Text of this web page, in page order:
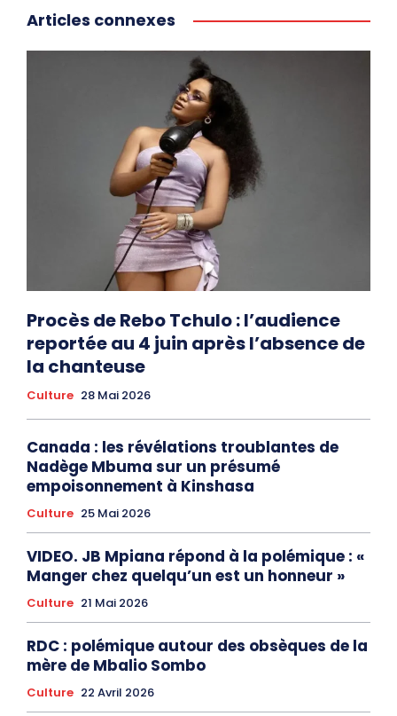
Articles connexes
Procès de Rebo Tchulo : l’audience
reportée au 4 juin après l’absence de
la chanteuse
Culture 28 Mai 2026
Canada : les révélations troublantes de
Nadège Mbuma sur un présumé
empoisonnement à Kinshasa
Culture 25 Mai 2026
VIDEO. JB Mpiana répond à la polémique : «
Manger chez quelqu’un est un honneur »
Culture 21 Mai 2026
RDC : polémique autour des obsèques de la
mère de Mbalio Sombo
Culture 22 Avril 2026